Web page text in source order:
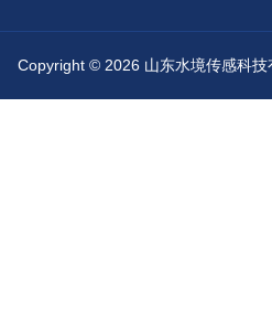
Copyright © 2026 山东水境传感科